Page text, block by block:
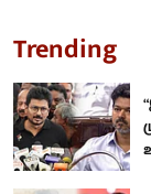
Trending